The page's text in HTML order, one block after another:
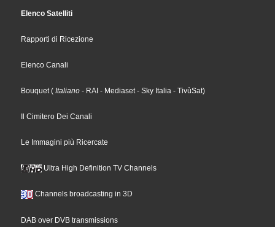
Elenco Satelliti
Rapporti di Ricezione
Elenco Canali
Bouquet ( Italiano - RAI - Mediaset - Sky Italia - TivùSat)
Il Cimitero Dei Canali
Le Immagini più Ricercate
Ultra High Definition TV Channels
Channels broadcasting in 3D
DAB over DVB transmissions